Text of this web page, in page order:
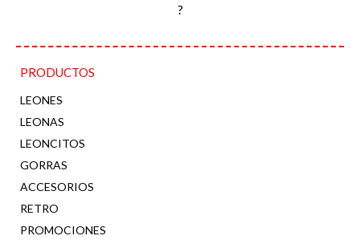
?
PRODUCTOS
LEONES
LEONAS
LEONCITOS
GORRAS
ACCESORIOS
RETRO
PROMOCIONES